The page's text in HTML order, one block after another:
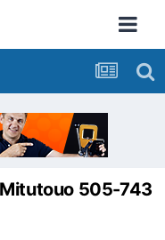
505-743